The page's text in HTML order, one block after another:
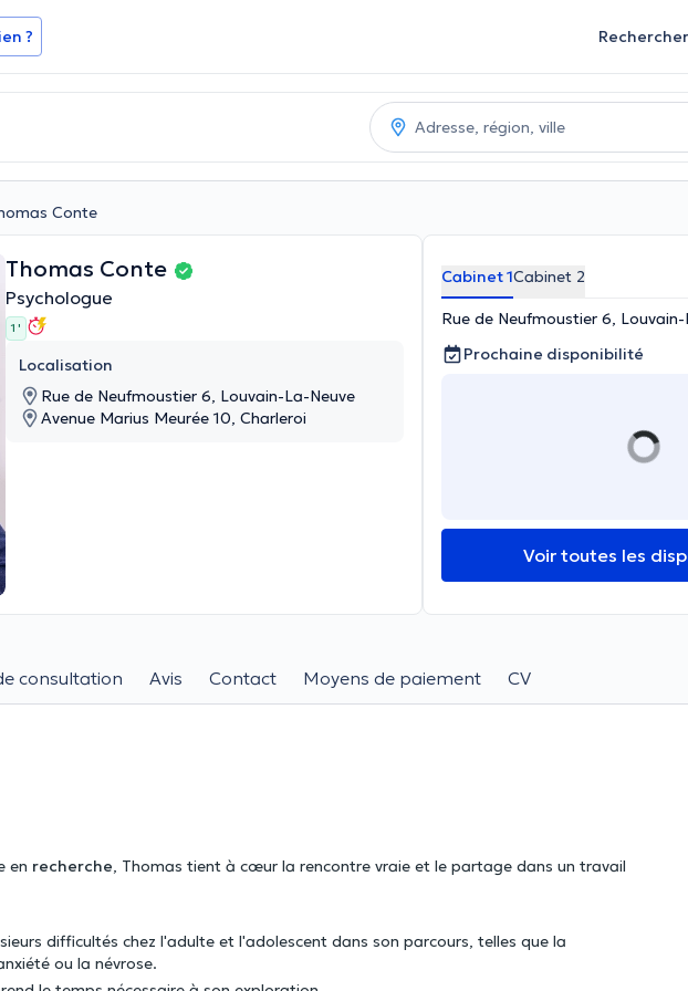
? Rechercher
Conte
Thomas Conte
Psychologue
1 '
Localisation
Rue de Neufmoustier 6, Louvain-La-Neuve
Avenue Marius Meurée 10, Charleroi
Cabinet 1Cabinet 2
Rue de Neufmoustier 6,
Prochaine disponibilité
Voir toutes les
consultation Avis Contact Moyens de paiement CV
en recherche, Thomas tient à cœur la rencontre vraie et le partage dans un travail
difficultés chez l'adulte et l'adolescent dans son parcours, telles que la
ou la névrose.